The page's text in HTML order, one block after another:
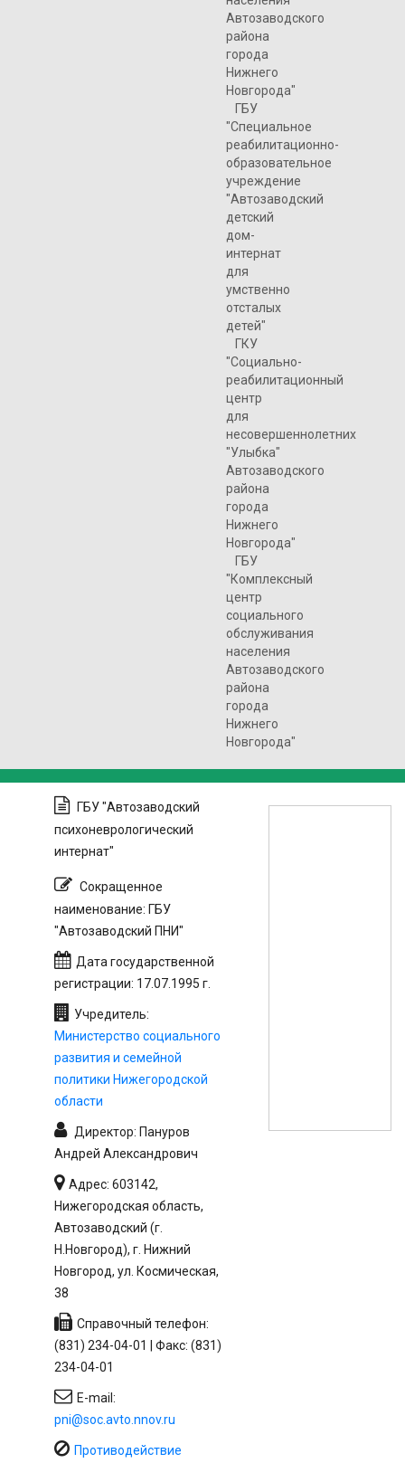
Автозаводского
района
города
Нижнего
Новгорода"
ГБУ
"Специальное
реабилитационно-
образовательное
учреждение
"Автозаводский
детский
дом-
интернат
для
умственно
отсталых
детей"
ГКУ
"Социально-
реабилитационный
центр
для
несовершеннолетних
"Улыбка"
Автозаводского
района
города
Нижнего
Новгорода"
ГБУ
"Комплексный
центр
социального
обслуживания
населения
Автозаводского
района
города
Нижнего
Новгорода"
ГБУ "Автозаводский
психоневрологический
интернат"
Сокращенное
наименование: ГБУ
"Автозаводский ПНИ"
Дата государственной
регистрации: 17.07.1995 г.
Учредитель:
Министерство социального
развития и семейной
политики Нижегородской
области
Директор: Пануров
Андрей Александрович
Адрес: 603142,
Нижегородская область,
Автозаводский (г.
Н.Новгород), г. Нижний
Новгород, ул. Космическая,
38
Справочный телефон:
(831) 234-04-01 | Факс: (831)
234-04-01
E-mail:
pni@soc.avto.nnov.ru
Противодействие